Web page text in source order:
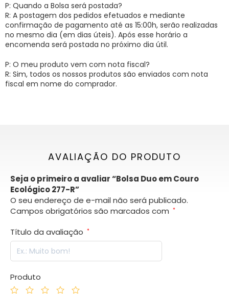
P: Quando a Bolsa será postada?
R: A postagem dos pedidos efetuados e mediante
confirmação de pagamento até as 15:00h, serão realizadas
no mesmo dia (em dias úteis). Após esse horário a
encomenda será postada no próximo dia útil.
P: O meu produto vem com nota fiscal?
R: Sim, todos os nossos produtos são enviados com nota
fiscal em nome do comprador.
AVALIAÇÃO DO PRODUTO
Seja o primeiro a avaliar “Bolsa Duo em Couro
Ecológico 277-R”
O seu endereço de e-mail não será publicado.
Campos obrigatórios são marcados com *
Título da avaliação *
Produto